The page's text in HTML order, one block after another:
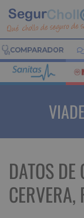
DATOS DE
CERVERA,